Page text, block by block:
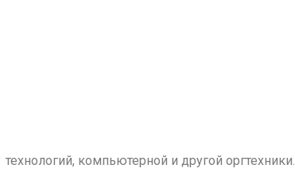
компьютерной и другой оргтехники.